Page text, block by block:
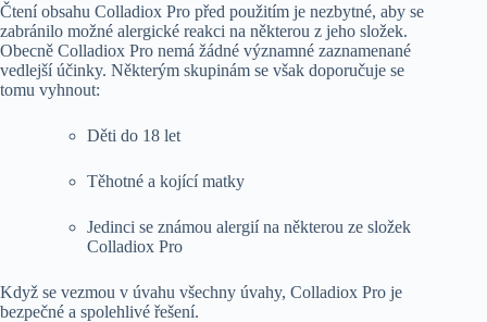
Čtení obsahu Colladiox Pro před použitím je nezbytné, aby se
zabránilo možné alergické reakci na některou z jeho složek.
Obecně Colladiox Pro nemá žádné významné zaznamenané
vedlejší účinky. Některým skupinám se však doporučuje se
tomu vyhnout:
Děti do 18 let
Těhotné a kojící matky
Jedinci se známou alergií na některou ze složek
Colladiox Pro
Když se vezmou v úvahu všechny úvahy, Colladiox Pro je
bezpečné a spolehlivé řešení.